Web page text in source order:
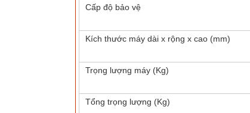
Cấp độ bảo vệ
Kích thước máy dài x rộng x cao (mm)
Trọng lượng máy (Kg)
Tổng trọng lượng (Kg)